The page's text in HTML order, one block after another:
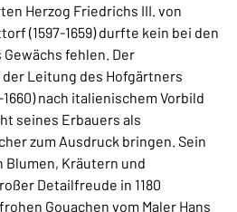
Herzog Friedrichs III. von
(1597-1659) durfte kein bei den
fehlen. Der
Leitung des Hofgärtners
nach italienischem Vorbild
seines Erbauers als
zum Ausdruck bringen. Sein
Blumen, Kräutern und
Detailfreude in 1180
Gouachen vom Maler Hans